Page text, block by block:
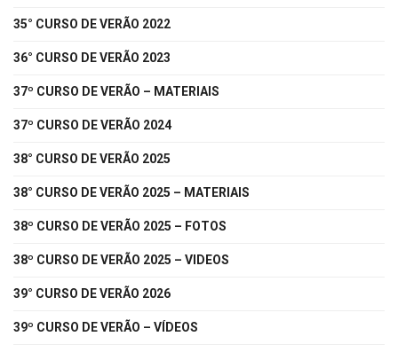
35° CURSO DE VERÃO 2022
36° CURSO DE VERÃO 2023
37º CURSO DE VERÃO – MATERIAIS
37º CURSO DE VERÃO 2024
38° CURSO DE VERÃO 2025
38° CURSO DE VERÃO 2025 – MATERIAIS
38º CURSO DE VERÃO 2025 – FOTOS
38º CURSO DE VERÃO 2025 – VIDEOS
39° CURSO DE VERÃO 2026
39º CURSO DE VERÃO – VÍDEOS